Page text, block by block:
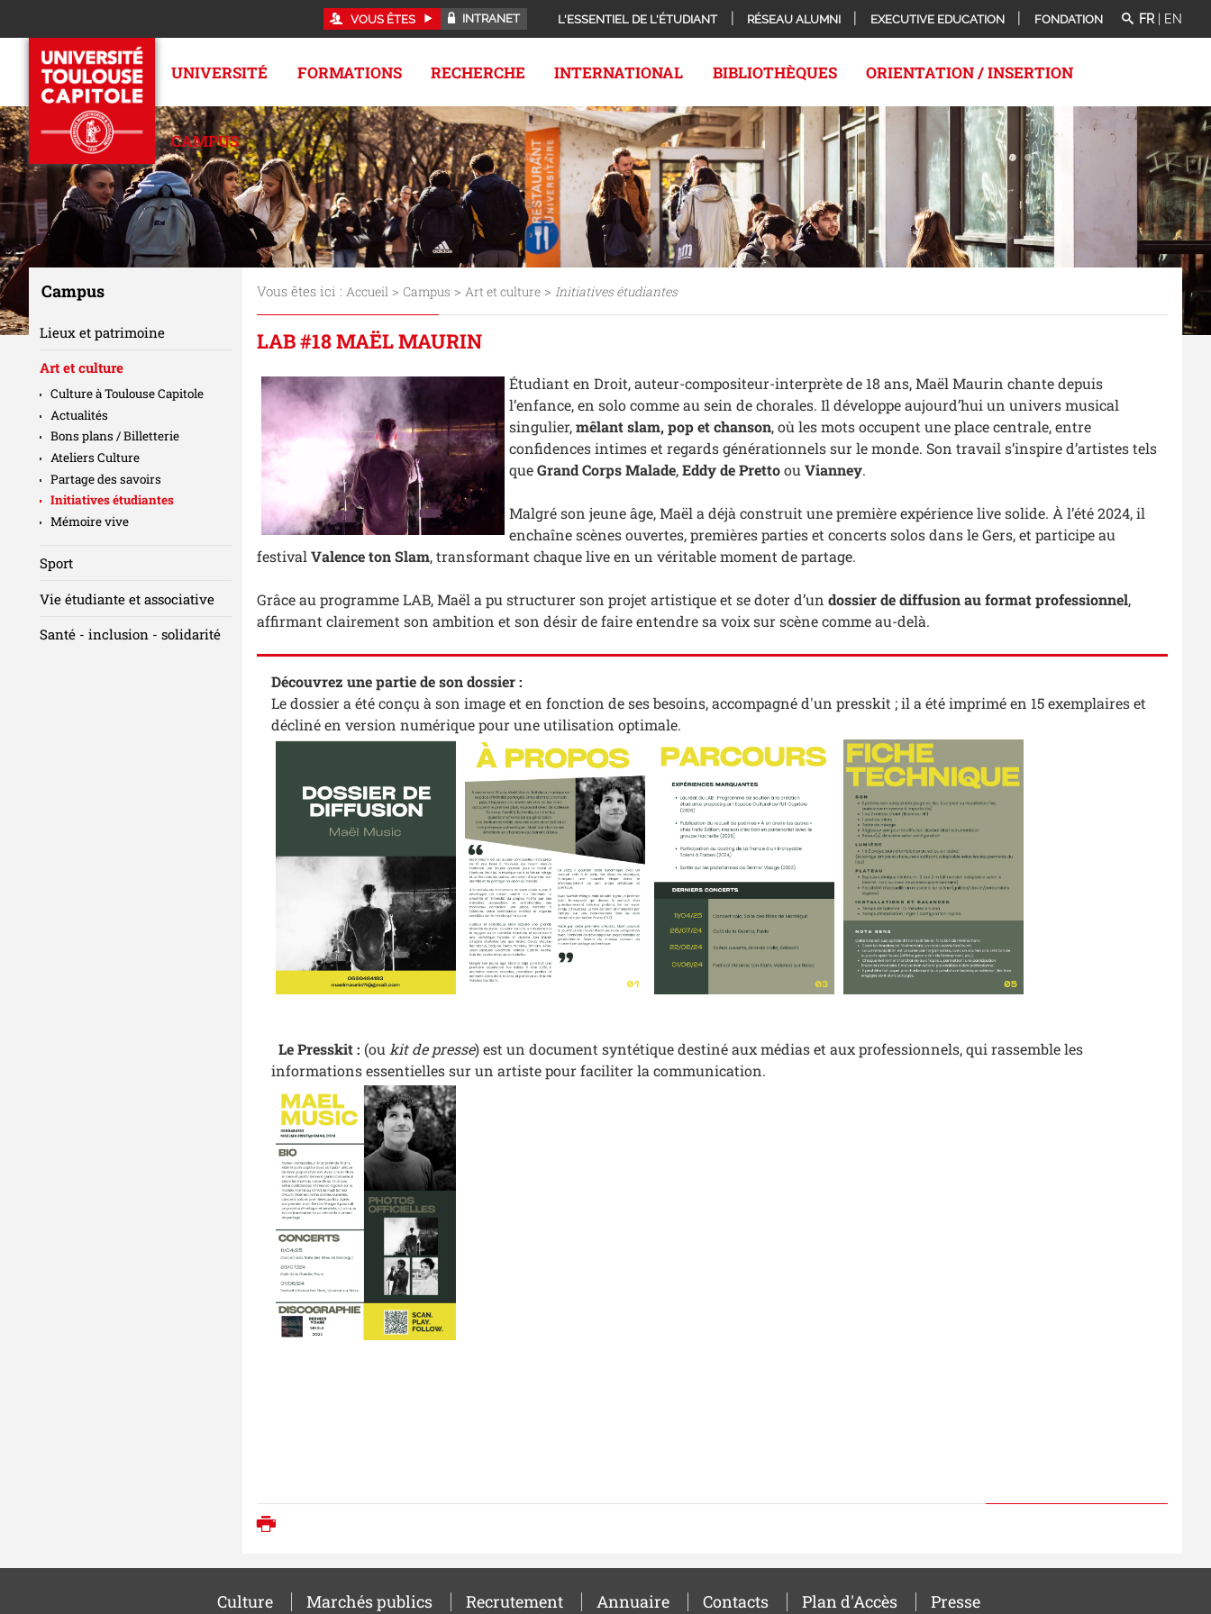
VOUS ÊTES INTRANET L'ESSENTIEL DE L'ÉTUDIANT RÉSEAU ALUMNI EXECUTIVE EDUCATION FONDATION FR EN
UNIVERSITÉ FORMATIONS RECHERCHE INTERNATIONAL BIBLIOTHÈQUES ORIENTATION / INSERTION
CAMPUS
Vous êtes ici : Accueil> Campus > Art et culture> Initiatives étudiantes
LAB #18 MAËL MAURIN
Étudiant en Droit, auteur-compositeur-interprète de 18 ans, Maël Maurin chante depuis
l’enfance, en solo comme au sein de chorales. Il développe aujourd’hui un univers musical
singulier,mêlant slam, pop et chanson, où les mots occupent une place centrale, entre
confidences intimes et regards générationnels sur le monde. Son travail s’inspire d’artistes tels
queGrand Corps Malade,Eddy de Prettoou Vianney.
Malgré son jeune âge, Maël a déjà construit une première expérience live solide. À l’été 2024, il
enchaîne scènes ouvertes, premières parties et concerts solos dans le Gers, et participe au
festival Valence ton Slam, transformant chaque live en un véritable moment de partage.
Grâce au programme LAB, Maël a pu structurer son projet artistique et se doter d’un dossier de diffusion au format professionnel,
affirmant clairement son ambition et son désir de faire entendre sa voix sur scène comme au-delà.
Découvrez une partie de son dossier :
Le dossier a été conçu à son image et en fonction de ses besoins, accompagné d'un presskit ; il a été imprimé en 15 exemplaires et
décliné en version numérique pour une utilisation optimale.
Le Presskit : (ou kit de presse) est un document syntétique destiné aux médias et aux professionnels, qui rassemble les
informations essentielles sur un artiste pour faciliter la communication.
Campus
Lieux et patrimoine
Art et culture
Culture à Toulouse Capitole
Actualités
Bons plans / Billetterie
Ateliers Culture
Partage des savoirs
Initiatives étudiantes
Mémoire vive
Sport
Vie étudiante et associative
Santé - inclusion - solidarité
Culture Marchés publics Recrutement Annuaire Contacts Plan d'Accès Presse